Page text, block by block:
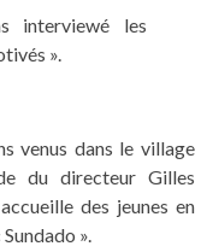
interviewé les
».
venus dans le village
du directeur Gilles
des jeunes en
».